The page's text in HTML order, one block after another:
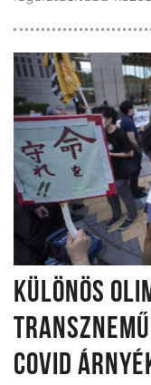
KÜLÖNÖS
COVID